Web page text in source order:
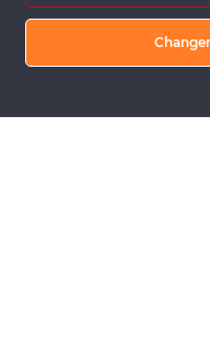
RESTEZ
ACTUALITÉ